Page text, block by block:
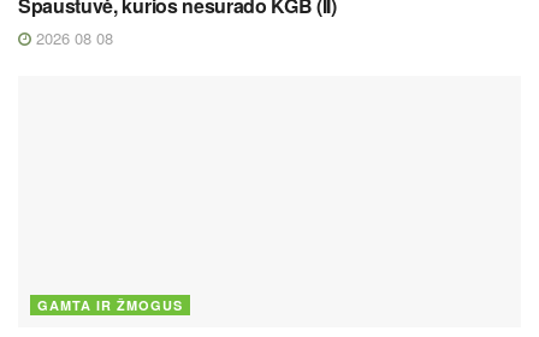
Spaustuvė, kurios nesurado KGB (II)
2026 08 08
GAMTA IR ŽMOGUS